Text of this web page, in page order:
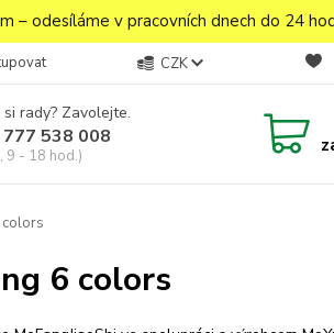
– odesíláme v pracovních dnech do 24
CZK
rady? Zavolejte.
538 008
9 - 18 hod.)
colors
6 colors